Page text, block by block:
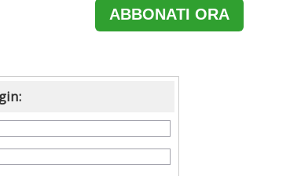
ABBONATI ORA